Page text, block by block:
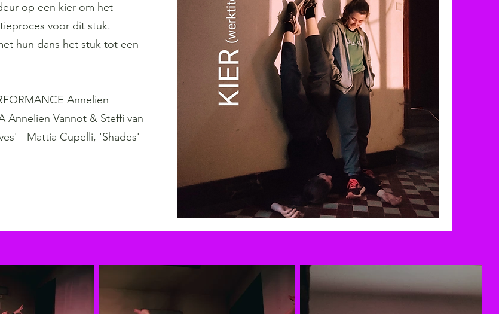
op een kier om het
voor dit stuk.
hun dans het stuk tot een
Annelien
Annelien Vannot & Steffi van
- Mattia Cupelli, 'Shades'